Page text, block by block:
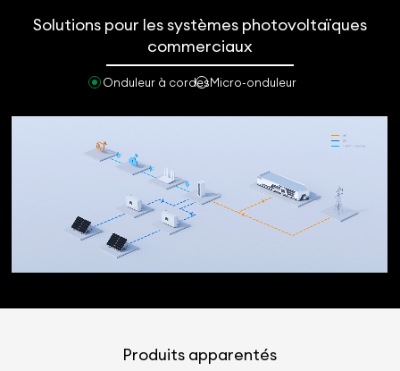
Solutions pour les systèmes photovoltaïques
commerciaux
Onduleur à cordesMicro-onduleur
Produits apparentés